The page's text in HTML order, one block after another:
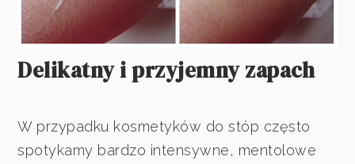
Delikatny i przyjemny zapach
W przypadku kosmetyków do stóp często
spotykamy bardzo intensywne, mentolowe